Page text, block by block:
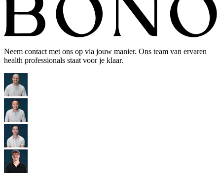
Neem contact met ons op via jouw manier. Ons team van ervaren
health professionals staat voor je klaar.